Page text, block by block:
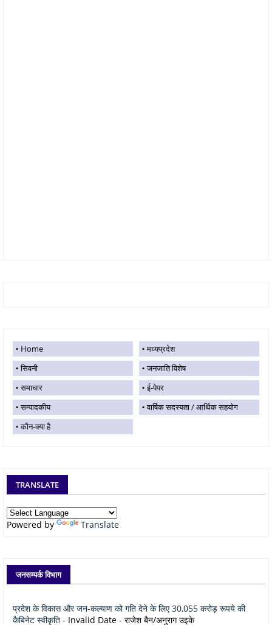
Home
मध्यप्रदेश
सिवनी
जनजाति विशेष
समाचार
ई-पेपर
सम्पादकीय
वार्षिक सदस्यता / आर्थिक सहयोग
कौन-क्या है
TRANSLATE
Powered by Translate
जनसम्पर्क विभाग
प्रदेश के विकास और जन-कल्याण को गति देने के लिए 30,055 करोड़ रूपये की
कैबिनेट स्वीकृति - Invalid Date - राजेश बैन/अनुराग उइके